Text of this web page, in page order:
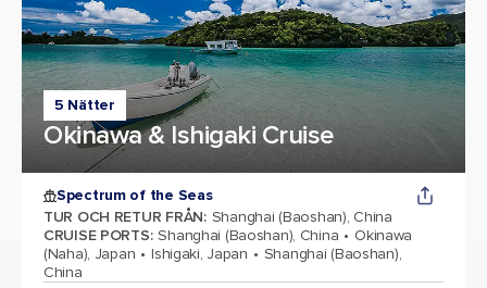
5 Nätter
Okinawa & Ishigaki Cruise
Spectrum of the Seas
TUR OCH RETUR FRÅN: Shanghai (Baoshan), China
CRUISE PORTS: Shanghai (Baoshan), China
Okinawa
(Naha), Japan
Ishigaki, Japan
Shanghai (Baoshan),
China